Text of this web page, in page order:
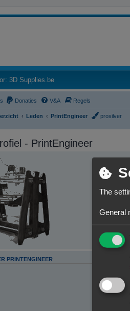
3D Supplies.be(Opens a new tab)
Donaties V&A Regels
Leden PrintEngineer prosilver
- PrintEngineer
PRINTENGINEER
The
General